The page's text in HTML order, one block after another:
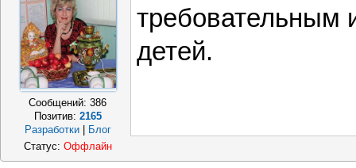
Сообщений:386
Позитив: 2165
Разработки
Блог
требовательным
детей.
Статус: Оффлайн